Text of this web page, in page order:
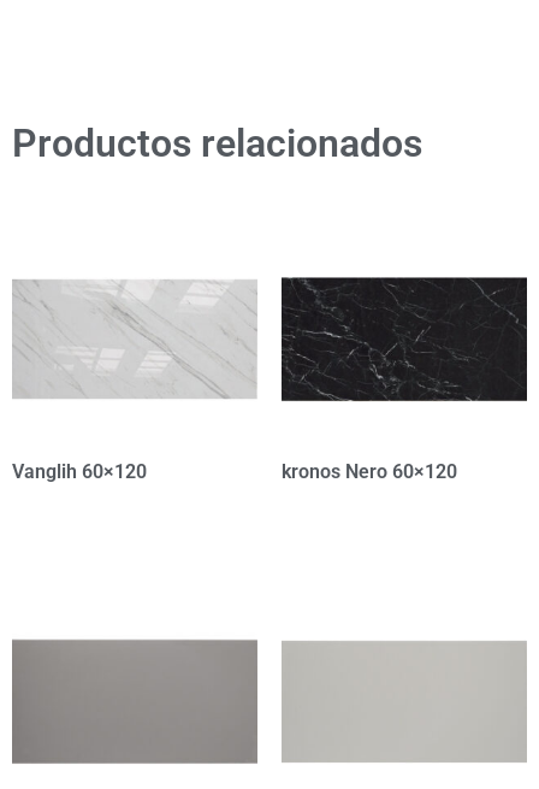
Productos relacionados
Vanglih 60×120 kronos Nero 60×120